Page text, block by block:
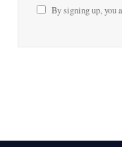
By signing up, you